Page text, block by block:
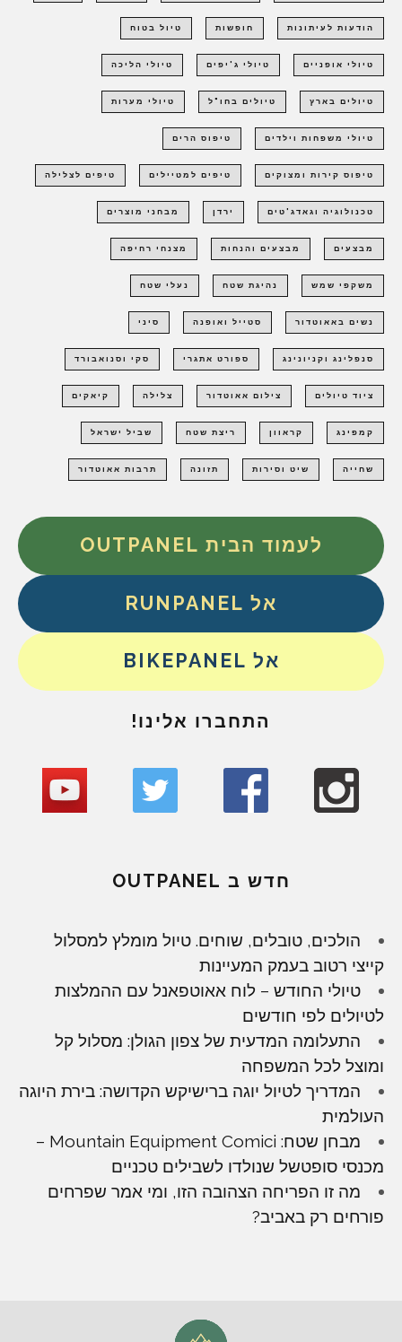
הודעות לעיתונות חופשות טיול בטוח
טיולי אופניים טיולי ג'יפים טיולי הליכה
טיולים בארץ טיולים בחו"ל טיולי מערות
טיולי משפחות וילדים טיפוס הרים
טיפוס קירות ומצוקים טיפים למטיילים טיפים לצלילה
טכנולוגיה וגאדג'טים ירדן מבחני מוצרים
מבצעים מבצעים והנחות מצנחי רחיפה
משקפי שמש נהיגת שטח נעלי שטח
נשים באאוטדור סטייל ואופנה סיני
סנפלינג וקניונינג ספורט אתגרי סקי וסנואבורד
ציוד טיולים צילום אאוטדור צלילה קיאקים
קמפינג קראוון ריצת שטח שביל ישראל
שחייה שיט וסירות תזונה תרבות אאוטדור
לעמוד הבית OUTPANEL
אל RUNPANEL
אל BIKEPANEL
התחברו אלינו!
חדש ב OUTPANEL
הולכים, טובלים, שוחים. טיול מומלץ למסלול
קייצי רטוב בעמק המעיינות
טיולי החודש – לוח אאוטפאנל עם ההמלצות
לטיולים לפי חודשים
התעלומה המדעית של צפון הגולן: מסלול קל
ומוצל לכל המשפחה
המדריך לטיול יוגה ברישיקש הקדושה: בירת היוגה
העולמית
מבחן שטח: Mountain Equipment Comici –
מכנסי סופטשל שנולדו לשבילים טכניים
מה זו הפריחה הצהובה הזו, ומי אמר שפרחים
פורחים רק באביב?